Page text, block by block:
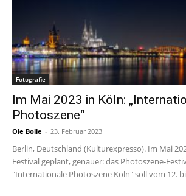
Fotografie
Im Mai 2023 in Köln:
Photoszene“
Ole Bolle - 23. Februar 2023
Berlin, Deutschland (Kulturexpresso). Im Mai
Festival geplant, genauer: das Photoszene-
"Internationale Photoszene Köln" soll vom 12.